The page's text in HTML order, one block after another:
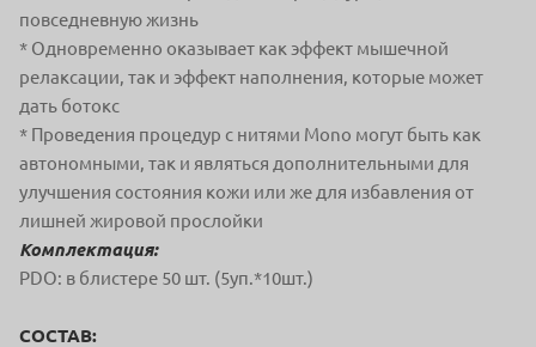
повседневную жизнь
* Одновременно оказывает как эффект мышечной
релаксации, так и эффект наполнения, которые может
дать ботокс
* Проведения процедур с нитями Mono могут быть как
автономными, так и являться дополнительными для
улучшения состояния кожи или же для избавления от
лишней жировой прослойки
Комплектация:
PDO: в блистере 50 шт. (5уп.*10шт.)
СОСТАВ: